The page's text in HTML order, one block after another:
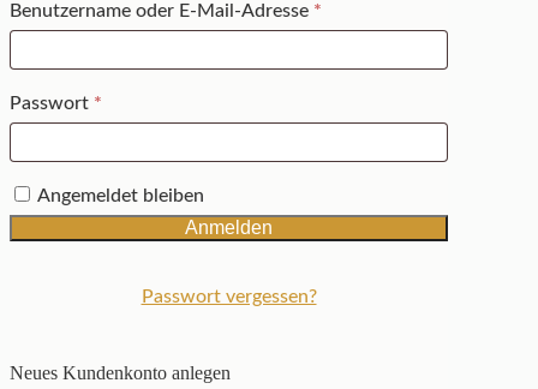
Benutzername oder E-Mail-Adresse *
Passwort *
Angemeldet bleiben
Anmelden
Passwort vergessen?
Neues Kundenkonto anlegen